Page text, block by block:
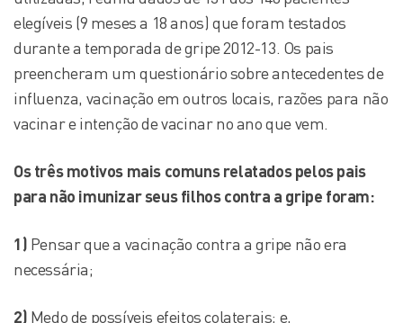
elegíveis (9 meses a 18 anos) que foram testados
durante a temporada de gripe 2012-13. Os pais
preencheram um questionário sobre antecedentes de
influenza, vacinação em outros locais, razões para não
vacinar e intenção de vacinar no ano que vem.
Os três motivos mais comuns relatados pelos pais
para não imunizar seus filhos contra a gripe foram:
1) Pensar que a vacinação contra a gripe não era
necessária;
2) Medo de possíveis efeitos colaterais; e,